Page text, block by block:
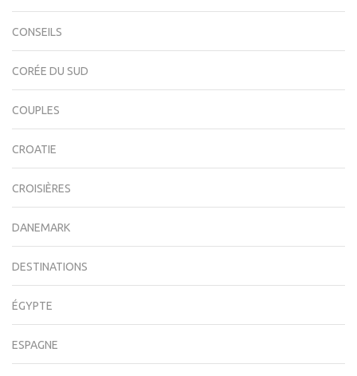
CONSEILS
CORÉE DU SUD
COUPLES
CROATIE
CROISIÈRES
DANEMARK
DESTINATIONS
ÉGYPTE
ESPAGNE